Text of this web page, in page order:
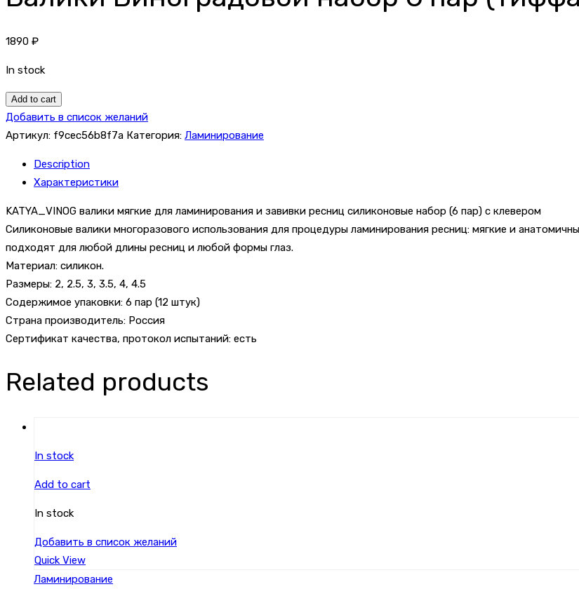
1890 ₽
In stock
Валики
Виноградовой
набор
(тиффани)
quantity
Add to cart
Добавить в список желаний
Артикул: f9cec56b8f7a Категория: Ламинирование
Description
Характеристики
KATYA_VINOG валики мягкие для ламинирования и завивки ресниц силиконовые набор (6 пар) с клевером
Силиконовые валики многоразового использования для процедуры ламинирования ресниц: мягкие и
подходят для любой длины ресниц и любой формы глаз.
Материал: силикон.
Размеры: 2, 2.5, 3, 3.5, 4, 4.5
Содержимое упаковки: 6 пар (12 штук)
Страна производитель: Россия
Сертификат качества, протокол испытаний: есть
Related products
In stock
Add to cart
In stock
Добавить в список желаний
Quick View
Ламинирование